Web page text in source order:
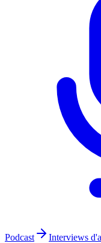
Podcast Interviews